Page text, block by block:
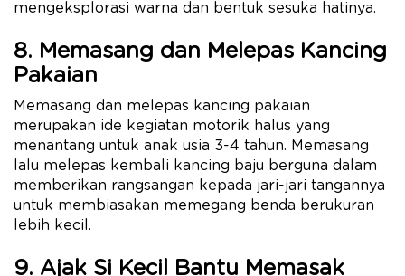
mengeksplorasi warna dan bentuk sesuka hatinya.
8. Memasang dan Melepas Kancing
Pakaian
Memasang dan melepas kancing pakaian
merupakan ide kegiatan motorik halus yang
menantang untuk anak usia 3-4 tahun. Memasang
lalu melepas kembali kancing baju berguna dalam
memberikan rangsangan kepada jari-jari tangannya
untuk membiasakan memegang benda berukuran
lebih kecil.
9. Ajak Si Kecil Bantu Memasak